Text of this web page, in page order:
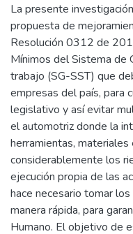
La presente
propuesta de
Resolución 0312 de
Mínimos del Sistema de
trabajo (SG-SST) que
empresas del país, para
legislativo y así evitar
el automotriz donde la
herramientas, materiales
considerablemente los
ejecución propia de las
hace necesario tomar
manera rápida, para
Humano. El objetivo de